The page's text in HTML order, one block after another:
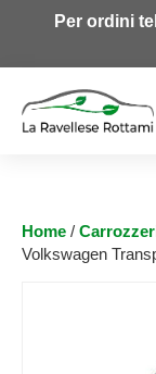
Per ordini
Home /
Volkswagen